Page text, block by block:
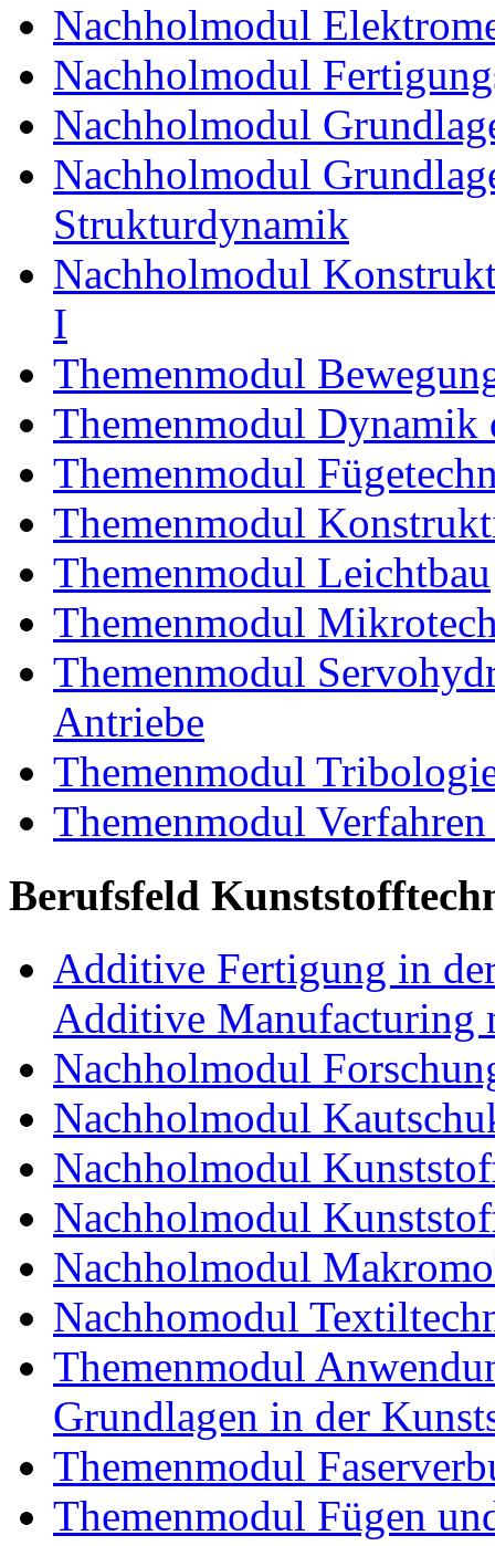
Nachholmodul
Nachholmodul
Nachholmodul
Nachholmodul
Strukturdynamik
Nachholmodul
I
Themenmodul
Themenmodul Dynamik
Themenmodul
Themenmodul
Themenmodul Leichtbau
Themenmodul
Themenmodul
Antriebe
Themenmodul
Themenmodul
Berufsfeld
Additive Fertigung in
Additive Manufacturing
Nachholmodul
Nachholmodul
Nachholmodul
Nachholmodul
Nachholmodul
Nachhomodul
Themenmodul
Grundlagen in der
Themenmodul
Themenmodul Fügen